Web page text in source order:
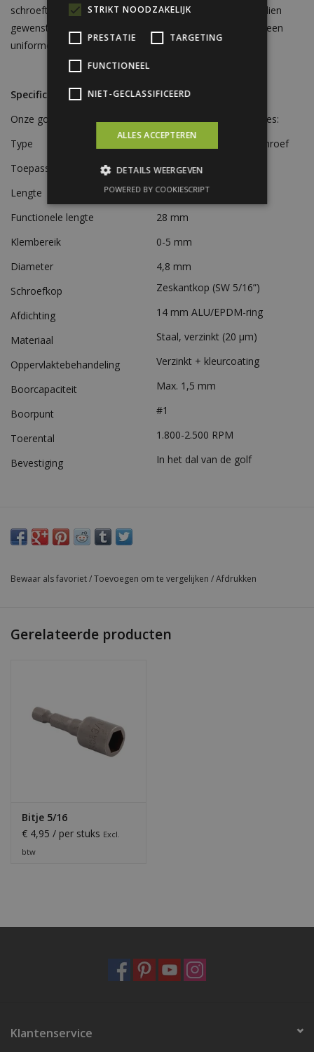
schroeft u
in de golf. Verkrijgbaar in verzinkt staal en indien
gewenst met een van onze standaard RAL-kleuren voor een
uniforme uitstraling.
Specificaties
Onze golfplaatschroeven hebben de volgende specificaties:
Type
Zelfborende golfplaatschroef
Toepassing
Gevelbeplating
Lengte
35 mm
Functionele lengte
28 mm
Klembereik
0-5 mm
Diameter
4,8 mm
Schroefkop
Zeskantkop (SW 5/16”)
Afdichting 14 mm ALU/EPDM-ring
Materiaal Staal, verzinkt (20 µm)
Oppervlaktebehandeling Verzinkt + kleurcoating
Boorcapaciteit Max. 1,5 mm
Boorpunt #1
Toerental 1.800-2.500 RPM
Bevestiging In het dal van de golf
Bewaar als favoriet/Toevoegen om te vergelijken /Afdrukken
Gerelateerde producten
Bitje 5/16
€ 4,95 / per stuks Excl.
btw
Klantenservice
STRIKT NOODZAKELIJK
PRESTATIE TARGETING
FUNCTIONEEL
NIET-GECLASSIFICEERD
ALLES ACCEPTEREN
DETAILS WEERGEVEN
POWERED BY COOKIESCRIPT